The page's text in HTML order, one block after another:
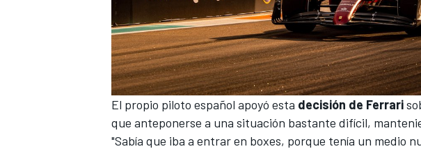
El propio piloto español apoyó esta decisión de Ferrari
que anteponerse a una situación bastante difícil,
"Sabía que iba a entrar en boxes, porque tenía un medio